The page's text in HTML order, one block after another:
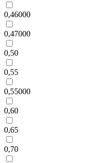
0,46000
0,47000
0,50
0,55
0,55000
0,60
0,65
0,70